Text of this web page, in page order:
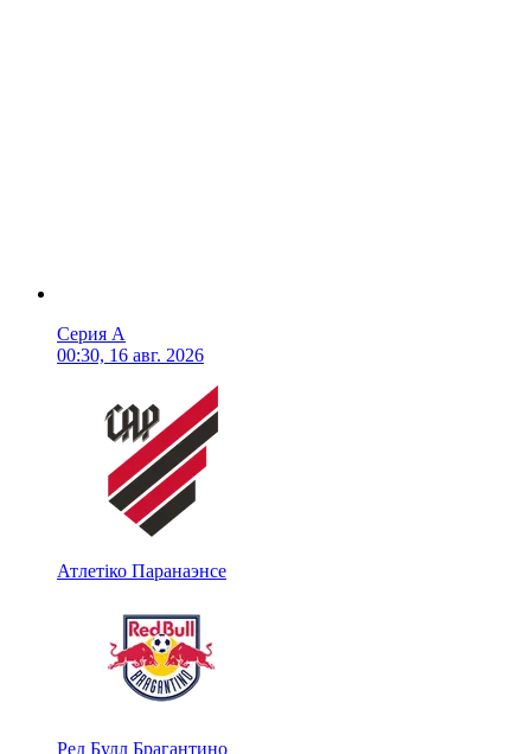
Серия А
00:30, 16 авг. 2026
Атлетіко Паранаэнсе
Ред Булл Брагантино